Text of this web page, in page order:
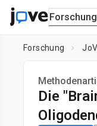
Forschung
Forschung
Die